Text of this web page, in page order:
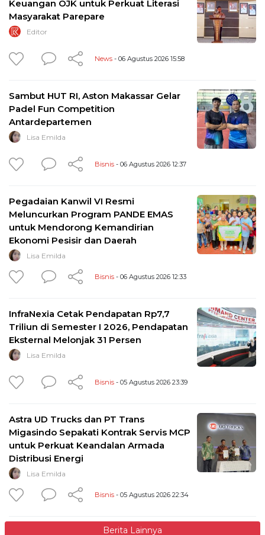
Keuangan OJK untuk Perkuat Literasi
Masyarakat Parepare
Editor
News - 06 Agustus 2026 15:58
Sambut HUT RI, Aston Makassar Gelar
Padel Fun Competition
Antardepartemen
Lisa Emilda
Bisnis - 06 Agustus 2026 12:37
Pegadaian Kanwil VI Resmi
Meluncurkan Program PANDE EMAS
untuk Mendorong Kemandirian
Ekonomi Pesisir dan Daerah
Lisa Emilda
Bisnis - 06 Agustus 2026 12:33
InfraNexia Cetak Pendapatan Rp7,7
Triliun di Semester I 2026, Pendapatan
Eksternal Melonjak 31 Persen
Lisa Emilda
Bisnis - 05 Agustus 2026 23:39
Astra UD Trucks dan PT Trans
Migasindo Sepakati Kontrak Servis MCP
untuk Perkuat Keandalan Armada
Distribusi Energi
Lisa Emilda
Bisnis - 05 Agustus 2026 22:34
Berita Lainnya